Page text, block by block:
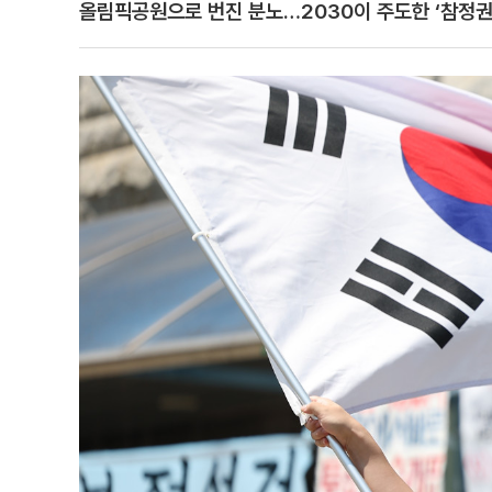
올림픽공원으로 번진 분노…2030이 주도한 ‘참정